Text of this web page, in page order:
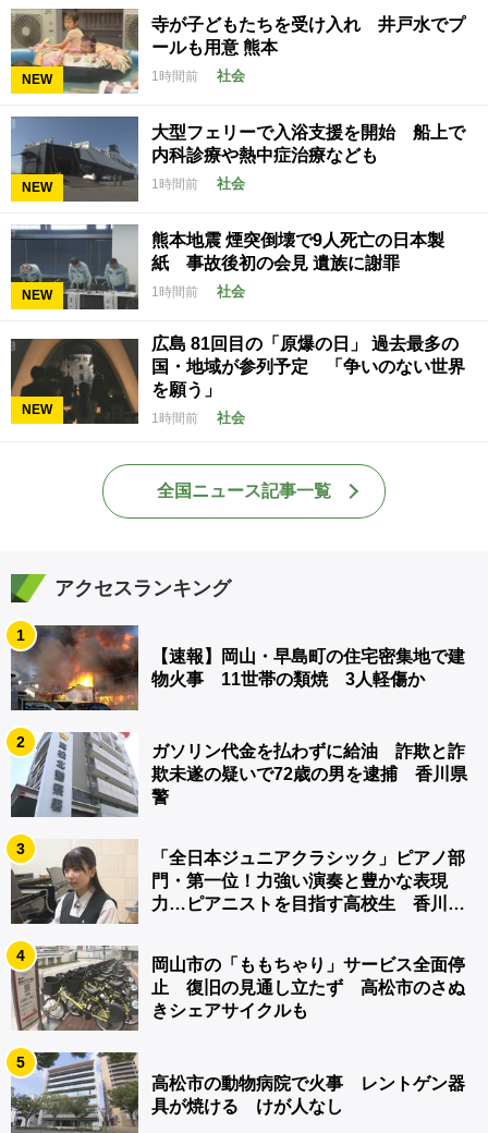
NEW
寺が子どもたちを受け入れ 井戸水でプ
ールも用意 熊本
1時間前 社会
NEW
大型フェリーで入浴支援を開始 船上で
内科診療や熱中症治療なども
1時間前 社会
NEW
熊本地震 煙突倒壊で9人死亡の日本製
紙 事故後初の会見 遺族に謝罪
1時間前 社会
NEW
広島 81回目の「原爆の日」 過去最多の
国・地域が参列予定 「争いのない世界
を願う」
1時間前 社会
全国ニュース記事一覧
アクセスランキング
1
【速報】岡山・早島町の住宅密集地で建
物火事 11世帯の類焼 3人軽傷か
2
ガソリン代金を払わずに給油 詐欺と詐
欺未遂の疑いで72歳の男を逮捕 香川県
警
3
「全日本ジュニアクラシック」ピアノ部
門・第一位！力強い演奏と豊かな表現
力…ピアニストを目指す高校生 香川
4
岡山市の「ももちゃり」サービス全面停
止 復旧の見通し立たず 高松市のさぬ
きシェアサイクルも
5
高松市の動物病院で火事 レントゲン器
具が焼ける けが人なし